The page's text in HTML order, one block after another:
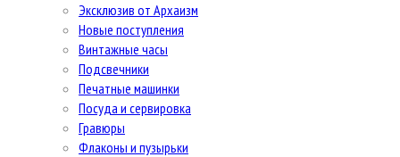
Эксклюзив от Архаизм
Новые поступления
Винтажные часы
Подсвечники
Печатные машинки
Посуда и сервировка
Гравюры
Флаконы и пузырьки